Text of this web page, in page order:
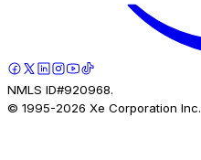
NMLS ID#920968.
© 1995-2026 Xe Corporation Inc.